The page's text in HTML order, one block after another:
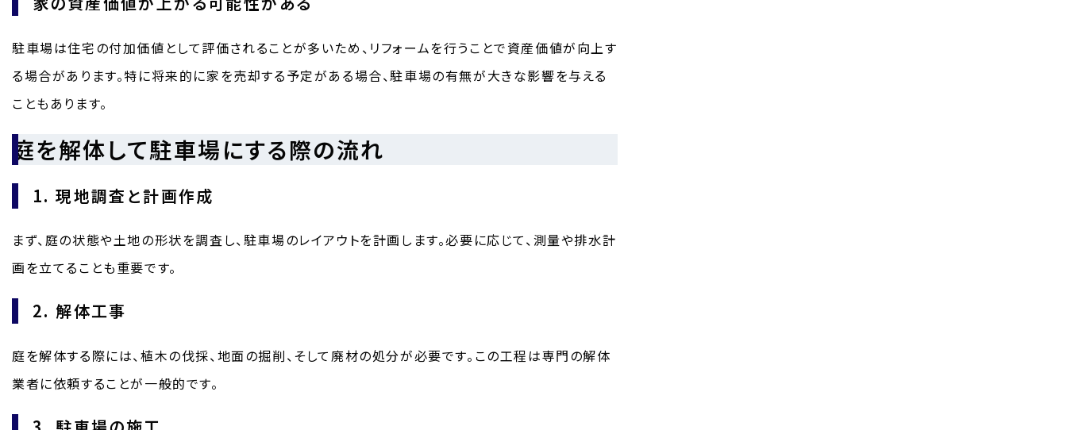
駐車場は住宅の付加価値として評価されることが多いため、リフォームを行うことで資産価値が向上す
る場合があります。特に将来的に家を売却する予定がある場合、駐車場の有無が大きな影響を与える
こともあります。
庭を解体して駐車場にする際の流れ
1. 現地調査と計画作成
まず、庭の状態や土地の形状を調査し、駐車場のレイアウトを計画します。必要に応じて、測量や排水計
画を立てることも重要です。
2. 解体工事
庭を解体する際には、植木の伐採、地面の掘削、そして廃材の処分が必要です。この工程は専門の解体
業者に依頼することが一般的です。